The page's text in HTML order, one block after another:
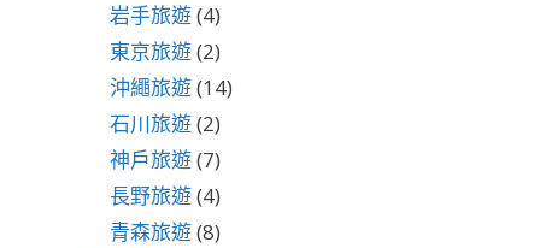
岩手旅遊(4)
東京旅遊(2)
沖繩旅遊(14)
石川旅遊(2)
神戶旅遊(7)
長野旅遊(4)
青森旅遊(8)